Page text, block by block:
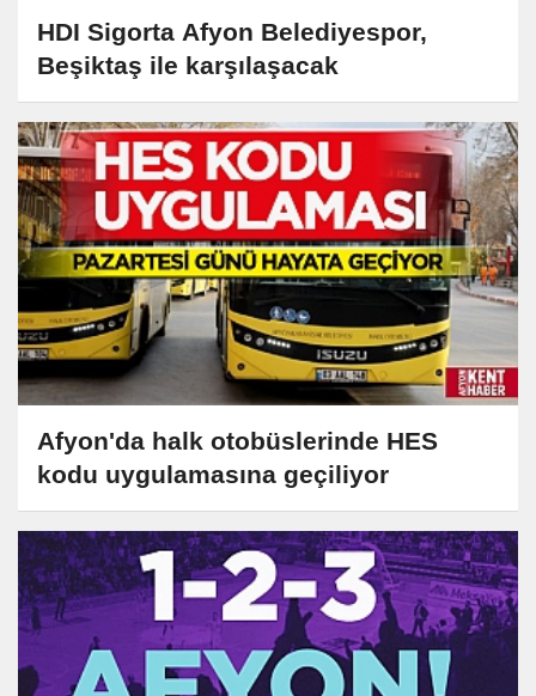
HDI Sigorta Afyon Belediyespor,
Beşiktaş ile karşılaşacak
Afyon'da halk otobüslerinde HES
kodu uygulamasına geçiliyor